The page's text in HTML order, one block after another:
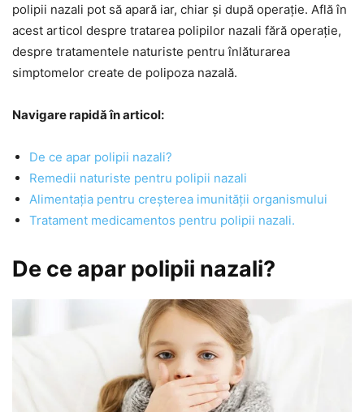
polipii nazali pot să apară iar, chiar și după operație. Află în
acest articol despre tratarea polipilor nazali fără operație,
despre tratamentele naturiste pentru înlăturarea
simptomelor create de polipoza nazală.
Navigare rapidă în articol:
De ce apar polipii nazali?
Remedii naturiste pentru polipii nazali
Alimentația pentru creșterea imunității organismului
Tratament medicamentos pentru polipii nazali.
De ce apar polipii nazali?